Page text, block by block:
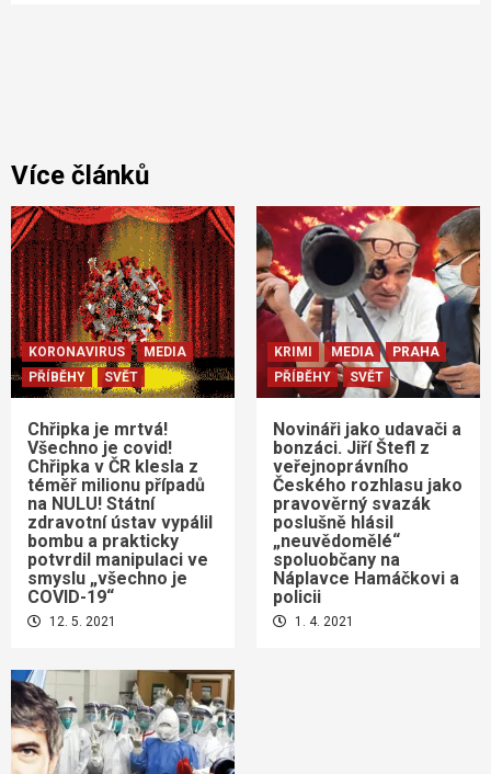
Více článků
KORONAVIRUS
MEDIA
PŘÍBĚHY
SVĚT
Chřipka je mrtvá!
Všechno je covid!
Chřipka v ČR klesla z
téměř milionu případů
na NULU! Státní
zdravotní ústav vypálil
bombu a prakticky
potvrdil manipulaci ve
smyslu „všechno je
COVID-19“
12. 5. 2021
KRIMI MEDIA
PRAHA
PŘÍBĚHY
SVĚT
Novináři jako udavači a
bonzáci. Jiří Štefl z
veřejnoprávního
Českého rozhlasu jako
pravověrný svazák
poslušně hlásil
„neuvědomělé“
spoluobčany na
Náplavce Hamáčkovi a
policii
1. 4. 2021